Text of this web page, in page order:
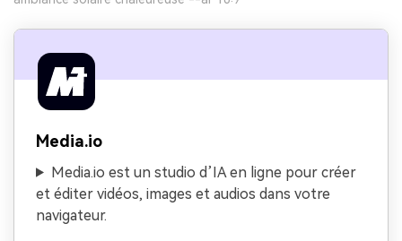
Media.io
Media.io est un studio d’IA en ligne pour créer
et éditer vidéos, images et audios dans votre
navigateur.